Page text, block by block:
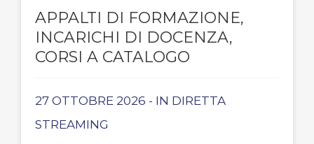
APPALTI DI FORMAZIONE,
INCARICHI DI DOCENZA,
CORSI A CATALOGO
27 OTTOBRE 2026 - IN DIRETTA
STREAMING